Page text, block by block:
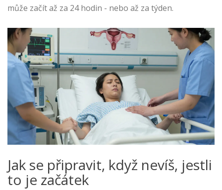
může začít až za 24 hodin - nebo až za týden.
Jak se připravit, když nevíš, jestli
to je začátek